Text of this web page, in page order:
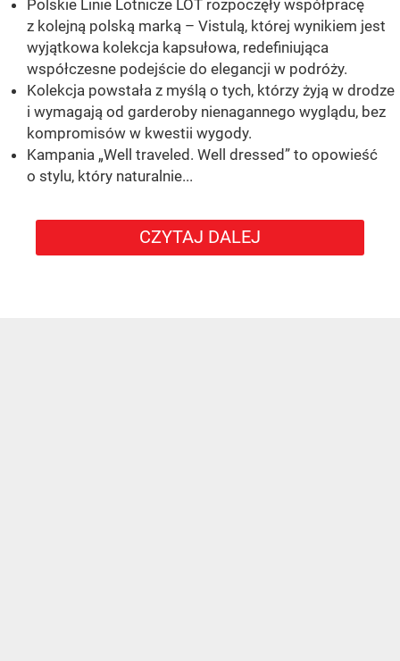
Polskie Linie Lotnicze LOT rozpoczęły współpracę
z kolejną polską marką – Vistulą, której wynikiem jest
wyjątkowa kolekcja kapsułowa, redefiniująca
współczesne podejście do elegancji w podróży.
Kolekcja powstała z myślą o tych, którzy żyją w drodze
i wymagają od garderoby nienagannego wyglądu, bez
kompromisów w kwestii wygody.
Kampania „Well traveled. Well dressed” to opowieść
o stylu, który naturalnie...
CZYTAJ DALEJ